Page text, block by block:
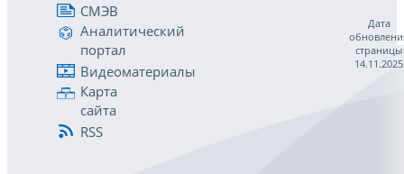
СМЭВ
Аналитический
портал
Видеоматериалы
Карта
сайта
RSS
Дата
страницы
14.11.2025